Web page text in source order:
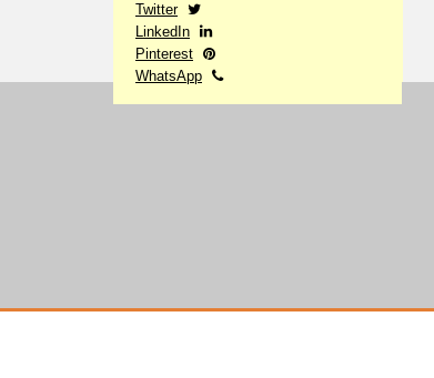
Twitter
LinkedIn
Pinterest
WhatsApp